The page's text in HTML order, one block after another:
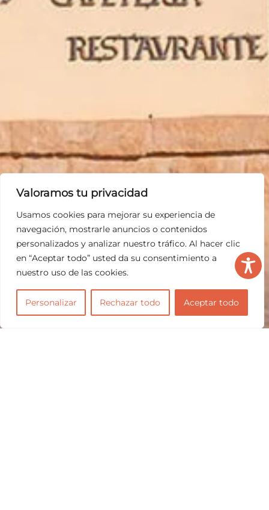
Valoramos tu privacidad
Usamos cookies para mejorar su experiencia de
navegación, mostrarle anuncios o contenidos
personalizados y analizar nuestro tráfico. Al hacer clic
en “Aceptar todo” usted da su consentimiento a
nuestro uso de las cookies.
Personalizar Rechazar todo Aceptar todo